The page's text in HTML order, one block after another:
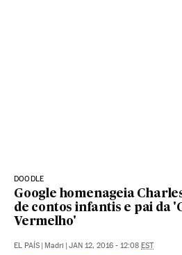
DOODLE
Google homenageia
de contos infantis e pai da
Vermelho'
EL PAÍS | Madri | JAN 12, 2016 - 12:08 EST